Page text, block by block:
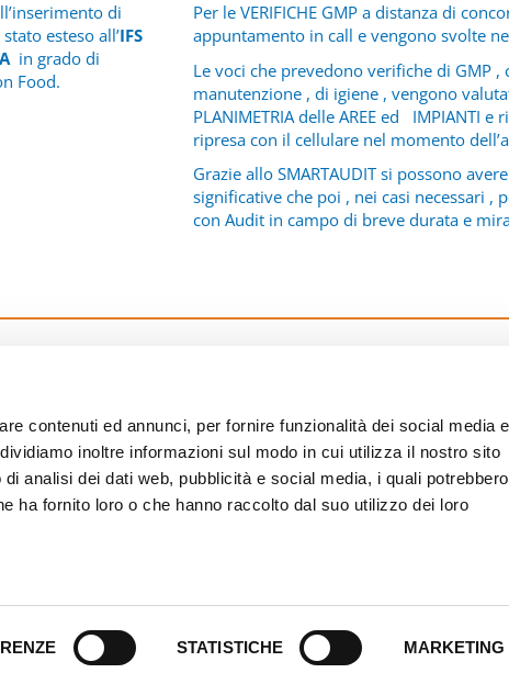
contenuti ed annunci, per fornire funzionalità dei social media e
inoltre informazioni sul modo in cui utilizza il nostro sito
analisi dei dati web, pubblicità e social media, i quali potrebbero
ha fornito loro o che hanno raccolto dal suo utilizzo dei loro
STATISTICHE MARKETING
di
esteso all’IFS
in grado di
Food.
Per le VERIFICHE GMP a distanza di
appuntamento in call e vengono svolte
Le voci che prevedono verifiche di GMP
manutenzione , di igiene , vengono
PLANIMETRIA delle AREE ed IMPIANTI
ripresa con il cellulare nel momento
Grazie allo SMARTAUDIT si possono
significative che poi , nei casi necessari ,
con Audit in campo di breve durata e
24127
+39
Fax:+39